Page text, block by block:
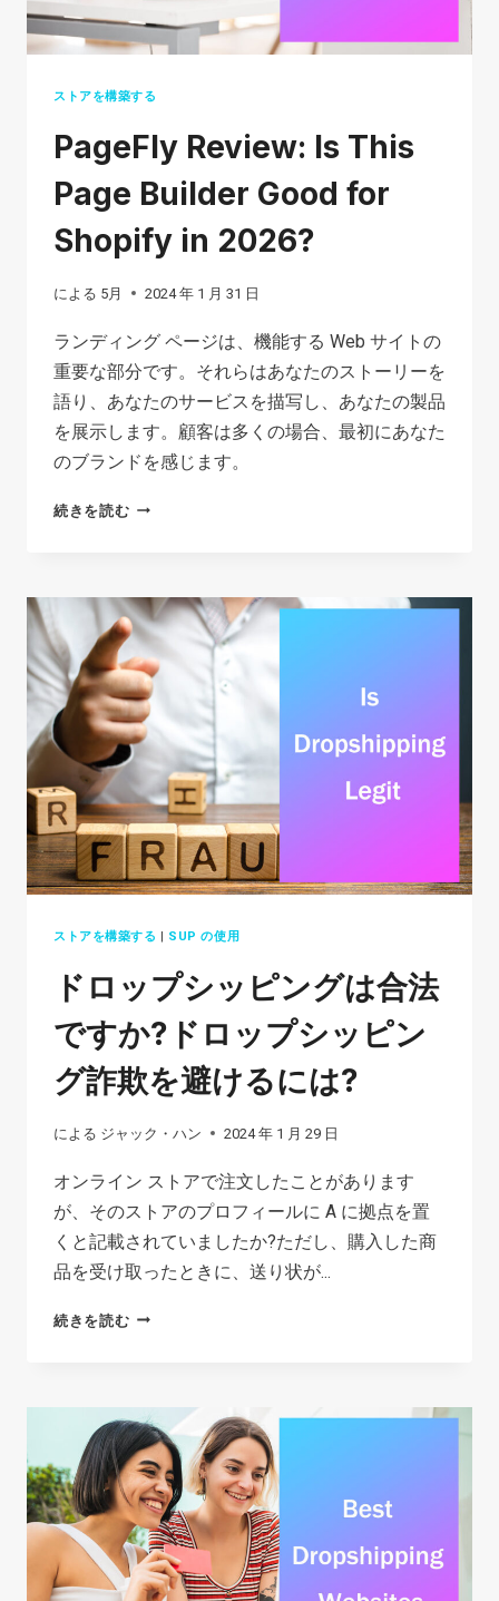
ストアを構築する
PageFly Review: Is This
Page Builder Good for
Shopify in 2026?
による 5月 2024 年 1 月 31 日
ランディング ページは、機能する Web サイトの
重要な部分です。それらはあなたのストーリーを
語り、あなたのサービスを描写し、あなたの製品
を展示します。顧客は多くの場合、最初にあなた
のブランドを感じます。
続きを読むPAGEFLY
THIS
PAGE
BUILDER
GOOD
FOR
SHOPIFY
2026?
ストアを構築する | SUP の使用
ドロップシッピングは合法
ですか?ドロップシッピン
グ詐欺を避けるには?
による ジャック・ハン 2024 年 1 月 29 日
オンライン ストアで注文したことがあります
が、そのストアのプロフィールに A に拠点を置
くと記載されていましたか?ただし、購入した商
品を受け取ったときに、送り状が...
続きを読むド
プ
シ
ッ
ピ
ン
グ
は